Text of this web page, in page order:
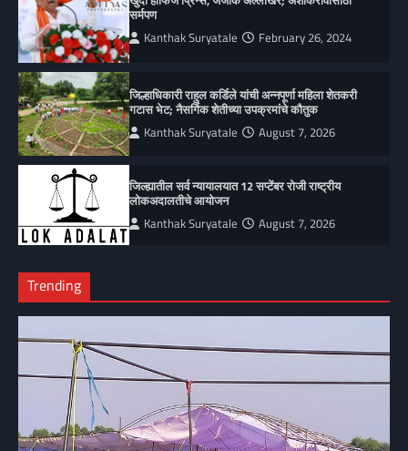
सर्मपण
Kanthak Suryatale February 26, 2024
जिल्हाधिकारी राहुल कर्डिले यांची अन्नपूर्णा महिला शेतकरी
गटास भेट; नैसर्गिक शेतीच्या उपक्रमांचे कौतुक
Kanthak Suryatale August 7, 2026
जिल्ह्यातील सर्व न्यायालयात 12 सप्टेंबर रोजी राष्ट्रीय
लोकअदालतीचे आयोजन
Kanthak Suryatale August 7, 2026
Trending